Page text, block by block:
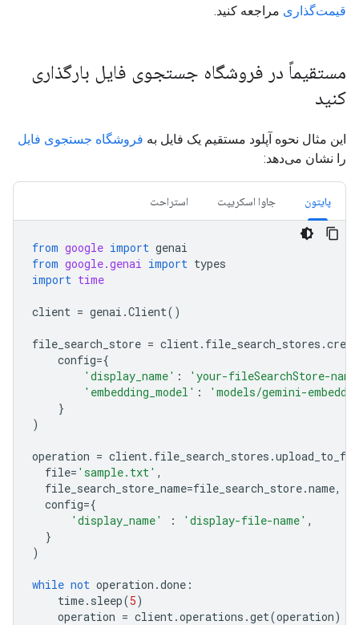
قیمت‌گذاری مراجعه کنید.
مستقیماً در فروشگاه جستجوی فایل بارگذاری
کنید
این مثال نحوه آپلود مستقیم یک فایل به فروشگاه جستجوی فایل
را نشان می‌دهد:
پایتون جاوا اسکریپت استراحت
from google import genai
from google.genai import types
import time
client = genai .Client()
file_search_store = client. file_search_stores .
config={
'display_name' :
'your-fileSearchStore-
'embedding_model' :
'models/gemini-
}
)
operation = client. file_search_stores .
file= 'sample.txt' ,
file_search_store_name=file_search_store.name,
config={
'display_name'
: 'display-file-name' ,
}
)
while not operation .done :
time. sleep(5)
operation = client.operations .get(operation)